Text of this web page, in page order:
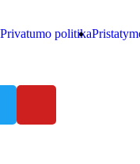
Privatumo politika